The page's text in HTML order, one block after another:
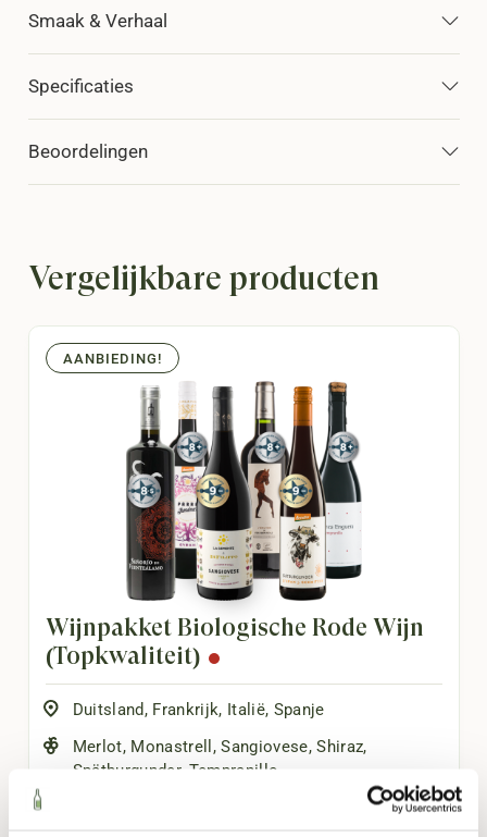
Smaak & Verhaal
Specificaties
Beoordelingen
Vergelijkbare producten
AANBIEDING!
Wijnpakket Biologische Rode Wijn
(Topkwaliteit)
Duitsland , Frankrijk, Italië, Spanje
Merlot, Monastrell ,Sangiovese,Shiraz,
Spätburgunder, Tempranillo